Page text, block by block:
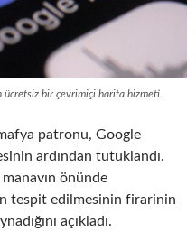
ücretsiz bir çevrimiçi harita hizmeti.
patronu, Google
ardından tutuklandı.
önünde
tespit edilmesinin firarinin
açıkladı.